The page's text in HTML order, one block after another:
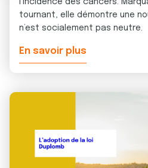
notre site avec nos partenaires
publicité et d'analyse, qui
avec d'autres informations que
ou qu'ils ont collectées lors de
services.
l'incidence des cancers.
tournant, elle démontre une
n’est socialement pas neutre.
En savoir plus